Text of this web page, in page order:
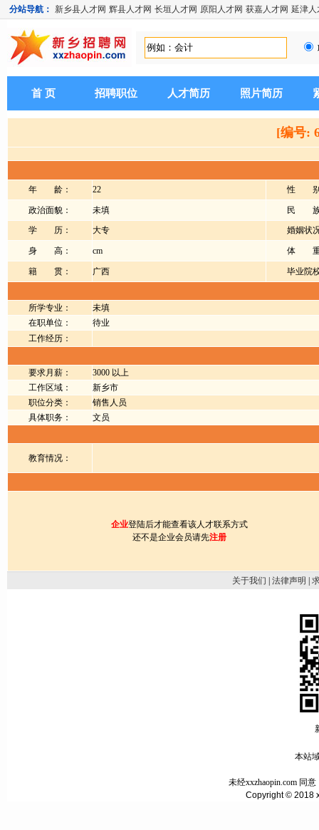
分站导航： 新乡县人才网 辉县人才网 长垣人才网 原阳人才网 获嘉人才网 延津人
首 页 招聘职位 人才简历 照片简历
[编号:
年 龄： 22 性 别
政治面貌： 未填
民 族
学 历：
大专 婚姻状
身 高： cm 体 重
籍 贯： 广西 毕业院
所学专业：
未填
在职单位：
待业
工作经历：
要求月薪：
3000 以上
工作区域：
新乡市
职位分类：
销售人员
具体职务：
文员
教育情况：
企业登陆后才能查看该人才联系方式
还不是企业会员请先注册
关于我们 法律声明
本站
未经xxzhaopin.com 同
Copyright © 2018